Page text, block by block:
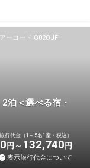
ーコード Q02OJF
＜選べる宿・
行代金（1～5名1室・税込）
円 132,740 円
表示旅行代金について